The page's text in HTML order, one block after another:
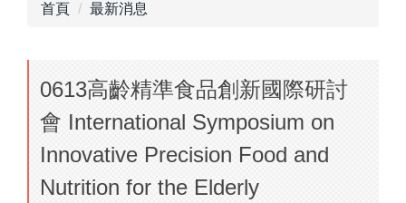
首頁 最新消息
0613高齡精準食品創新國際研討
會 International Symposium on
Innovative Precision Food and
Nutrition for the Elderly